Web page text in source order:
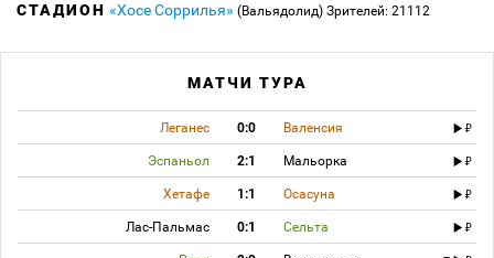
СТАДИОН «Хосе Соррилья» (Вальядолид) Зрителей: 21112
МАТЧИ ТУРА
Леганес 0:0 Валенсия
Эспаньол 2:1 Мальорка
Хетафе 1:1 Осасуна
Лас-Пальмас 0:1 Сельта